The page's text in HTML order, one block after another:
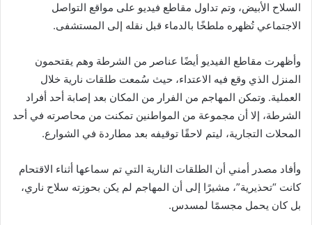
السلاح الأبيض، وتم تداول مقاطع فيديو على مواقع التواصل
الاجتماعي تُظهره ملطخًا بالدماء قبل نقله إلى المستشفى.
وأظهرت مقاطع الفيديو أيضًا عناصر من الشرطة وهم يقتحمون
المنزل الذي وقع فيه الاعتداء، حيث سُمعت طلقات نارية خلال
العملية. وتمكن المهاجم من الفرار من المكان بعد إصابة أحد أفراد
الشرطة، إلا أن مجموعة من المواطنين تمكنت من محاصرته في أحد
المحلات التجارية، ليتم لاحقًا توقيفه بعد مطاردة في الشوارع.
وأفاد مصدر أمني أن الطلقات النارية التي تم سماعها أثناء الاقتحام
كانت “تحذيرية”، مشيرًا إلى أن المهاجم لم يكن بحوزته سلاح ناري،
بل كان يحمل مجسمًا لمسدس.